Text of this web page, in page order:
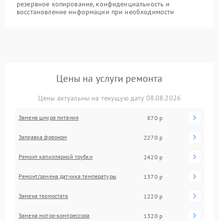
резервное копирование, конфиденциальность и
восстановление информации при необходимости
Цены на услуги ремонта
Цены актуальны на текущую дату 08.08.2026
Замена шнура питания 870 р
Заправка фреоном 2270 р
Ремонт капиллярной трубки 2420 р
Ремонт/замена датчика температуры 1370 р
Замена термостата 1220 р
Замена мотор-компрессора 1320 р